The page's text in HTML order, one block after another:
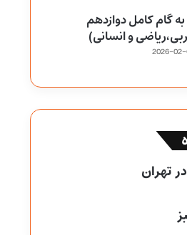
گام کامل دوازدهم
و انسانی)
2026-
تهران